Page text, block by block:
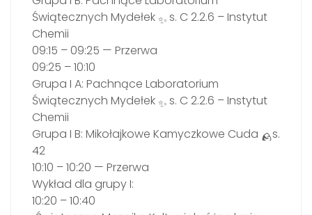
Świątecznych Mydełek
s. C 2.2.6 – Instytut
Chemii
09:15 – 09:25 — Przerwa
09:25 – 10:10
Grupa I A: Pachnące Laboratorium
Świątecznych Mydełek
s. C 2.2.6 – Instytut
Chemii
Grupa I B: Mikołajkowe Kamyczkowe Cuda
s.
42
10:10 – 10:20 — Przerwa
Wykład dla grupy I:
10:20 – 10:40